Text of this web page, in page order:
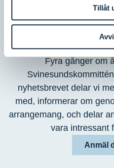
Tillåt
på vårt
Fyra gånger om
nyhetsbrevet delar vi
med, informerar om
arrangemang, och delar
vara intressant
Anmäl